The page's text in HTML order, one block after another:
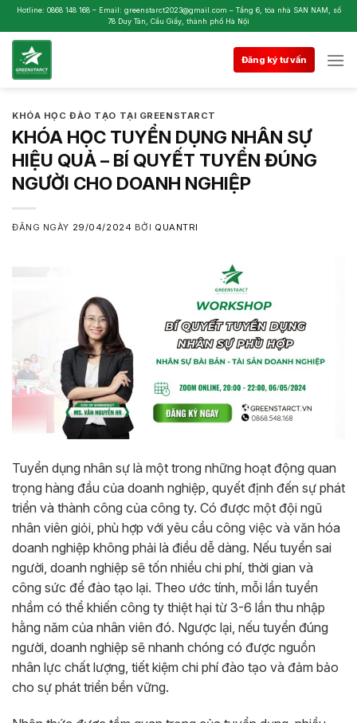
Skip
to
content
Hotline: 0868 148 168 – Email: greenstarct2023@gmail.com – Tầng 6, tòa nhà SAN NAM, số
78 Duy Tân, Cầu Giấy, thành phố Hà Nội
Đăng ký tư vấn
KHÓA HỌC ĐÀO TẠO TẠI GREENSTARCT
KHÓA HỌC TUYỂN DỤNG NHÂN SỰ
HIỆU QUẢ – BÍ QUYẾT TUYỂN ĐÚNG
NGƯỜI CHO DOANH NGHIỆP
ĐĂNG NGÀY 29/04/2024 BỞI QUANTRI
Tuyển dụng nhân sự là một trong những hoạt động quan
trọng hàng đầu của doanh nghiệp, quyết định đến sự phát
triển và thành công của công ty. Có được một đội ngũ
nhân viên giỏi, phù hợp với yêu cầu công việc và văn hóa
doanh nghiệp không phải là điều dễ dàng. Nếu tuyển sai
người, doanh nghiệp sẽ tốn nhiều chi phí, thời gian và
công sức để đào tạo lại. Theo ước tính, mỗi lần tuyển
nhầm có thể khiến công ty thiệt hại từ 3-6 lần thu nhập
hằng năm của nhân viên đó. Ngược lại, nếu tuyển đúng
người, doanh nghiệp sẽ nhanh chóng có được nguồn
nhân lực chất lượng, tiết kiệm chi phí đào tạo và đảm bảo
cho sự phát triển bền vững.